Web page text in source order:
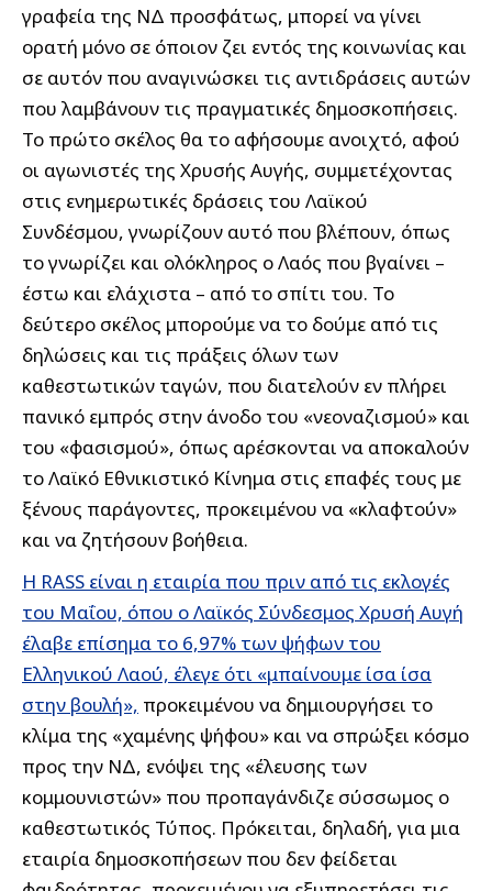
γραφεία της ΝΔ προσφάτως, μπορεί να γίνει
ορατή μόνο σε όποιον ζει εντός της κοινωνίας και
σε αυτόν που αναγινώσκει τις αντιδράσεις αυτών
που λαμβάνουν τις πραγματικές δημοσκοπήσεις.
Το πρώτο σκέλος θα το αφήσουμε ανοιχτό, αφού
οι αγωνιστές της Χρυσής Αυγής, συμμετέχοντας
στις ενημερωτικές δράσεις του Λαϊκού
Συνδέσμου, γνωρίζουν αυτό που βλέπουν, όπως
το γνωρίζει και ολόκληρος ο Λαός που βγαίνει –
έστω και ελάχιστα – από το σπίτι του. Το
δεύτερο σκέλος μπορούμε να το δούμε από τις
δηλώσεις και τις πράξεις όλων των
καθεστωτικών ταγών, που διατελούν εν πλήρει
πανικό εμπρός στην άνοδο του «νεοναζισμού» και
του «φασισμού», όπως αρέσκονται να αποκαλούν
το Λαϊκό Εθνικιστικό Κίνημα στις επαφές τους με
ξένους παράγοντες, προκειμένου να «κλαφτούν»
και να ζητήσουν βοήθεια.
H RASS είναι η εταιρία που πριν από τις εκλογές
του Μαΐου, όπου ο Λαϊκός Σύνδεσμος Χρυσή Αυγή
έλαβε επίσημα το 6,97% των ψήφων του
Ελληνικού Λαού, έλεγε ότι «μπαίνουμε ίσα ίσα
στην βουλή», προκειμένου να δημιουργήσει το
κλίμα της «χαμένης ψήφου» και να σπρώξει κόσμο
προς την ΝΔ, ενόψει της «έλευσης των
κομμουνιστών» που προπαγάνδιζε σύσσωμος ο
καθεστωτικός Τύπος. Πρόκειται, δηλαδή, για μια
εταιρία δημοσκοπήσεων που δεν φείδεται